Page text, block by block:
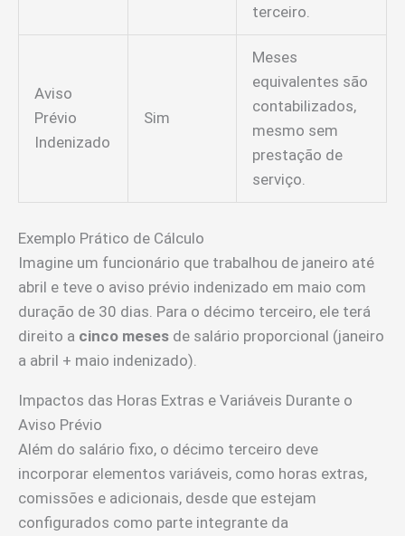
terceiro.
Aviso
Prévio
Indenizado
Sim
Meses
equivalentes são
contabilizados,
mesmo sem
prestação de
serviço.
Exemplo Prático de Cálculo
Imagine um funcionário que trabalhou de janeiro até
abril e teve o aviso prévio indenizado em maio com
duração de 30 dias. Para o décimo terceiro, ele terá
direito a cinco meses de salário proporcional (janeiro
a abril + maio indenizado).
Impactos das Horas Extras e Variáveis Durante o
Aviso Prévio
Além do salário fixo, o décimo terceiro deve
incorporar elementos variáveis, como horas extras,
comissões e adicionais, desde que estejam
configurados como parte integrante da